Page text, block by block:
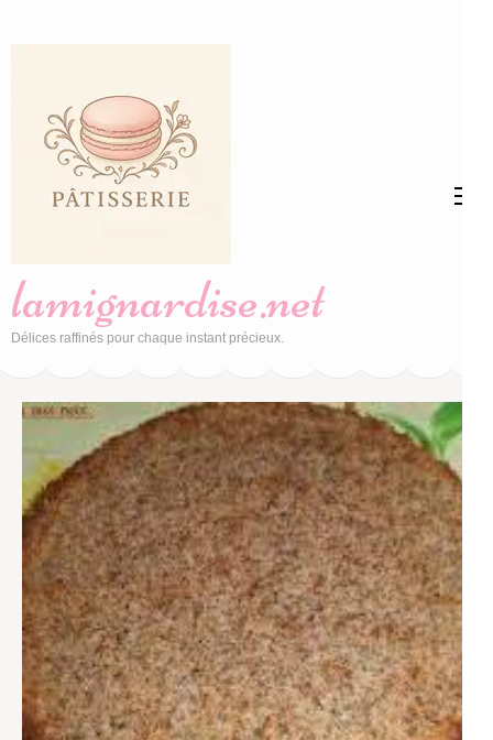
(Pressez
Entrée)
lamignardise.net
Délices raffinés pour chaque instant précieux.